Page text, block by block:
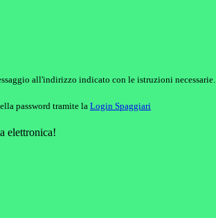
all'indirizzo indicato con le istruzioni necessarie.
password tramite la Login Spaggiari
elettronica!